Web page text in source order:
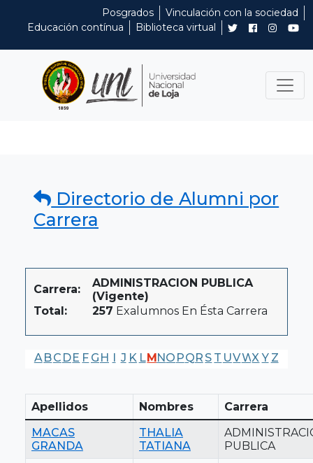
Posgrados
Vinculación con la sociedad
Educación contínua
Biblioteca virtual
Directorio de Alumni por
Carrera
Carrera:
ADMINISTRACION PUBLICA
(Vigente)
Total:
257 Exalumnos En Ésta Carrera
A BC DE F G H I J K LMNO PQR S T UVWX Y Z
Apellidos Nombres
Carrera
MACAS
GRANDA
THALIA
TATIANA
PUBLICA